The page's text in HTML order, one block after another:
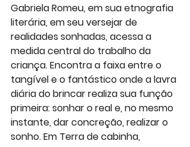
Gabriela Romeu, em sua etnografia
literária, em seu versejar de
realidades sonhadas, acessa a
medida central do trabalho da
criança. Encontra a faixa entre o
tangível e o fantástico onde a lavra
diária do brincar realiza sua função
primeira: sonhar o real e, no mesmo
instante, dar concreção, realizar o
sonho. Em Terra de cabinha,